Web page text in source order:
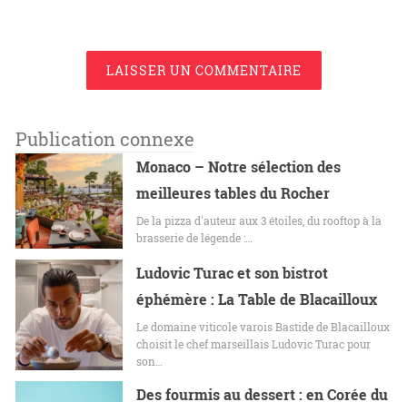
LAISSER UN COMMENTAIRE
Publication connexe
Monaco – Notre sélection des
meilleures tables du Rocher
De la pizza d'auteur aux 3 étoiles, du rooftop à la
brasserie de légende :…
Ludovic Turac et son bistrot
éphémère : La Table de Blacailloux
Le domaine viticole varois Bastide de Blacailloux
choisit le chef marseillais Ludovic Turac pour
son…
Des fourmis au dessert : en Corée du